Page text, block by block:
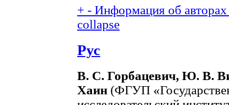
+ - Информация об
collapse
Рус
В. С. Горбацевич, Ю. В.
Хаин (ФГУП